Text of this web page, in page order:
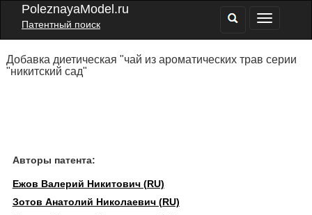
PoleznayaModel.ru
Патентный поиск
Добавка диетическая "чай из ароматических трав серии
"никитский сад"
Авторы патента:
Ежов Валерий Никитович (RU)
Зотов Анатолий Николаевич (RU)